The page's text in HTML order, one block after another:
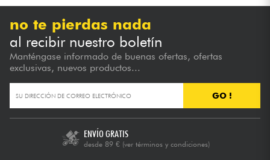
no te pierdas nada
al recibir nuestro boletín
Manténgase informado de buenas ofertas, ofertas
exclusivas, nuevos productos...
GO !
ENVÍO GRATIS
desde 89 € (ver términos y condiciones)